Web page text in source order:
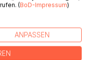
Orte der Handlung
(BoD-Impressum)
ANPASSEN